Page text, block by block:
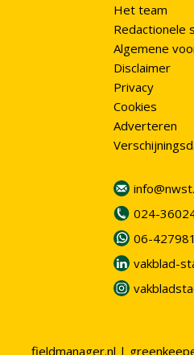
Het team
Redactionele
Algemene
Disclaimer
Privacy
Cookies
Adverteren
024-
06-
vakblad-
fieldmanager.nl |